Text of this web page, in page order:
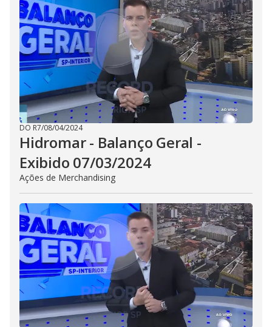
DO R7/08/04/2024
Hidromar - Balanço Geral -
Exibido 07/03/2024
Ações de Merchandising